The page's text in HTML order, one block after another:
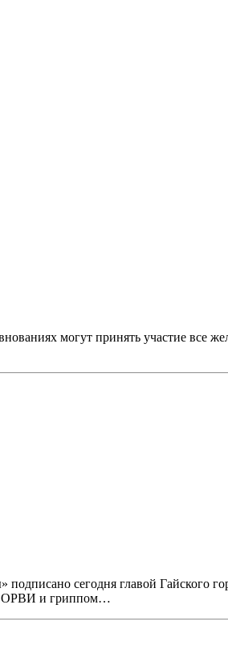
могут принять участие все
подписано сегодня главой Гайского
ОРВИ и гриппом…